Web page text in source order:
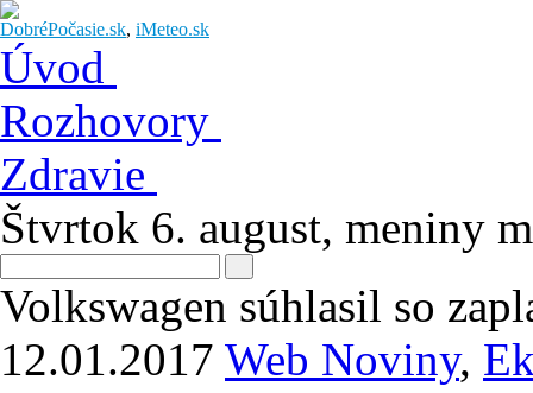
DobréPočasie.sk, iMeteo.sk
Úvod
Rozhovory
Zdravie
Štvrtok 6. august, meniny
Volkswagen súhlasil so
12.01.2017 Web Noviny,